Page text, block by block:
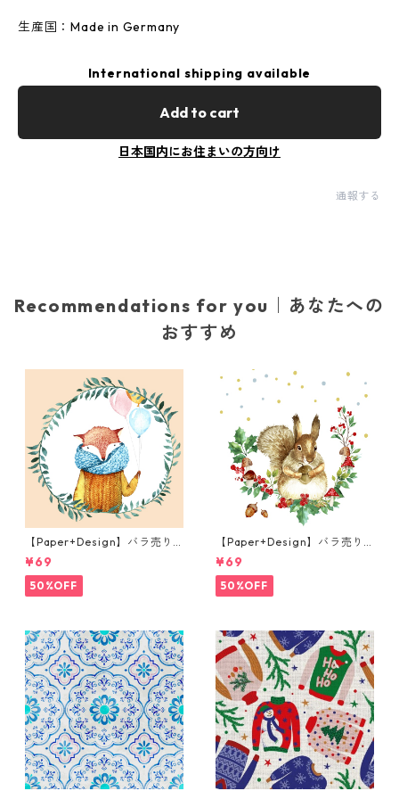
生産国：Made in Germany
International shipping available
Add to cart
日本国内にお住まいの方向け
通報する
Recommendations for you｜あなたへの
おすすめ
【Paper+Design】バラ売り2
枚 ランチサイズ ペーパーナプ
キン Fox Balloons クリーム
¥69
50%OFF
【Paper+Design】バラ売り2
枚 ランチサイズ ペーパーナプ
キン Forest Squirrel ホワイ
ト
¥69
50%OFF